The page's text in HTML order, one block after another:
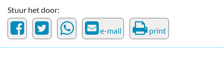
Stuur het door:
e-mail print